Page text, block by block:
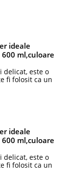
ideale
ml,culoare
delicat, este o
fi folosit ca un
ideale
ml,culoare
delicat, este o
fi folosit ca un